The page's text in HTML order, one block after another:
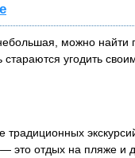
можно найти
угодить
традиционных
это отдых на пляже и